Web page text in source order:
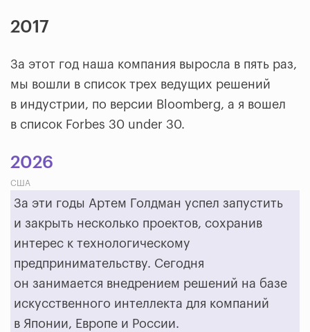
2017
За этот год наша компания выросла в пять раз,
мы вошли в список трех ведущих решений
в индустрии, по версии Bloomberg, а я вошел
в список Forbes 30 under 30.
2026
США
За эти годы Артем Голдман успел запустить
и закрыть несколько проектов, сохранив
интерес к технологическому
предпринимательству. Сегодня
он занимается внедрением решений на базе
искусственного интеллекта для компаний
в Японии, Европе и России.